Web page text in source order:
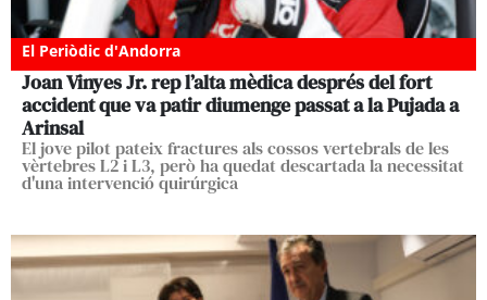
El Periòdic d'Andorra
Joan Vinyes Jr. rep l’alta mèdica després del fort
accident que va patir diumenge passat a la Pujada a
Arinsal
El jove pilot pateix fractures als cossos vertebrals de les
vèrtebres L2 i L3, però ha quedat descartada la necessitat
d'una intervenció quirúrgica